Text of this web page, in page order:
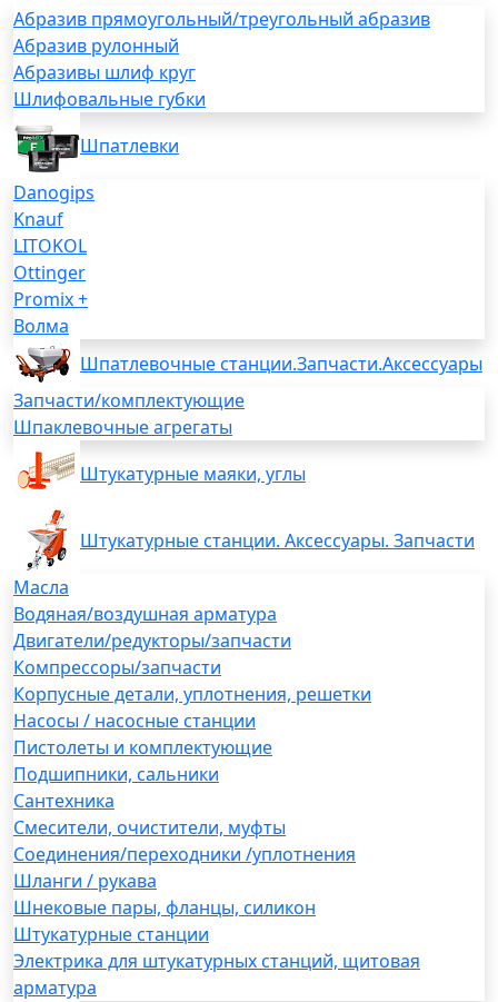
Абразив прямоугольный/треугольный абразив
Абразив рулонный
Абразивы шлиф круг
Шлифовальные губки
Шпатлевки
Danogips
Knauf
LITOKOL
Ottinger
Promix +
Волма
Шпатлевочные станции.Запчасти.Аксессуары
Запчасти/комплектующие
Шпаклевочные агрегаты
Штукатурные маяки, углы
Штукатурные станции. Аксессуары. Запчасти
Масла
Водяная/воздушная арматура
Двигатели/редукторы/запчасти
Компрессоры/запчасти
Корпусные детали, уплотнения, решетки
Насосы / насосные станции
Пистолеты и комплектующие
Подшипники, сальники
Сантехника
Смесители, очистители, муфты
Соединения/переходники /уплотнения
Шланги / рукава
Шнековые пары, фланцы, силикон
Штукатурные станции
Электрика для штукатурных станций, щитовая
арматура